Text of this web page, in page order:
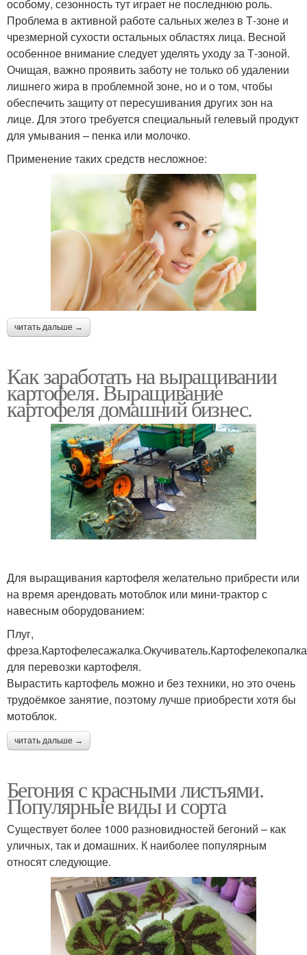
особому, сезонность тут играет не последнюю роль.
Проблема в активной работе сальных желез в Т-зоне и
чрезмерной сухости остальных областях лица. Весной
особенное внимание следует уделять уходу за Т-зоной.
Очищая, важно проявить заботу не только об удалении
лишнего жира в проблемной зоне, но и о том, чтобы
обеспечить защиту от пересушивания других зон на
лице. Для этого требуется специальный гелевый продукт
для умывания – пенка или молочко.
Применение таких средств несложное:
читать дальше →
Как заработать на выращивании
картофеля. Выращивание
картофеля домашний бизнес.
Для выращивания картофеля желательно прибрести или
на время арендовать мотоблок или мини-трактор с
навесным оборудованием:
Плуг,
для перевозки картофеля.
Вырастить картофель можно и без техники, но это очень
трудоёмкое занятие, поэтому лучше приобрести хотя бы
мотоблок.
читать дальше →
Бегония с красными листьями.
Популярные виды и сорта
Существует более 1000 разновидностей бегоний – как
уличных, так и домашних. К наиболее популярным
относят следующие.